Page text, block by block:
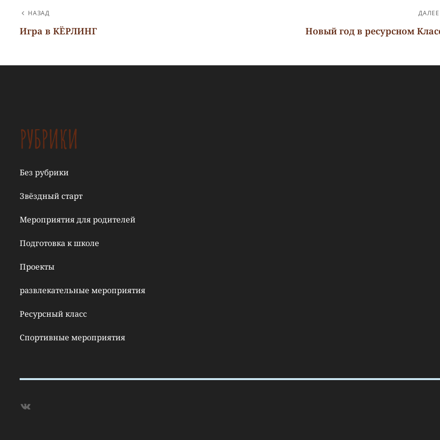
НАВИГАЦИЯ
ПО
ЗАПИСЯМ
НАЗАД
Игра в КЁРЛИНГ
ДАЛЕЕ
Новый год в ресурсном
РУБРИКИ
Без рубрики
Звёздный старт
Мероприятия для родителей
Подготовка к школе
Проекты
развлекательные мероприятия
Ресурсный класс
Спортивные мероприятия
ВКонтакте